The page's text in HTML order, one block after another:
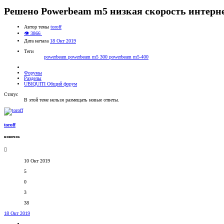
Решено Powerbeam m5 низкая скорость
Автор темы toroff
👁 3866
Дата начала 18 Окт 2019
Теги
powerbeam powerbeam m5 300 powerbeam m5-400
Форумы
Разделы
UBIQUITI Общий форум
Статус
В этой теме нельзя размещать новые ответы.
toroff
новичок
10 Окт 2019
5
0
3
38
18 Окт 2019